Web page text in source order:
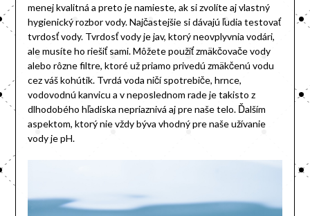
menej kvalitná a preto je namieste, ak si zvolíte aj vlastný
hygienický rozbor vody. Najčastejšie si dávajú ľudia testovať
tvrdosť vody. Tvrdosť vody je jav, ktorý neovplyvnia vodári,
ale musíte ho riešiť sami. Môžete použiť zmäkčovače vody
alebo rôzne filtre, ktoré už priamo privedú zmäkčenú vodu
cez váš kohútik. Tvrdá voda ničí spotrebiče, hrnce,
vodovodnú kanvicu a v neposlednom rade je takisto z
dlhodobého hľadiska nepriaznivá aj pre naše telo. Ďalším
aspektom, ktorý nie vždy býva vhodný pre naše užívanie
vody je pH.